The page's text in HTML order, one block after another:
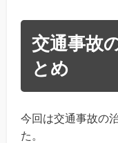
交通事故
とめ
今回は交通事故の
た。